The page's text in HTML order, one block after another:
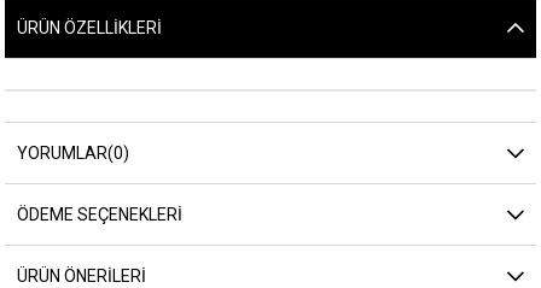
ÜRÜN ÖZELLIKLERI
YORUMLAR(0)
ÖDEME SEÇENEKLERI
ÜRÜN ÖNERILERI